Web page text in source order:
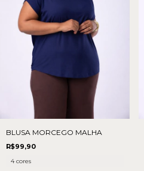
BLUSA MORCEGO MALHA
R$99,90
4 cores